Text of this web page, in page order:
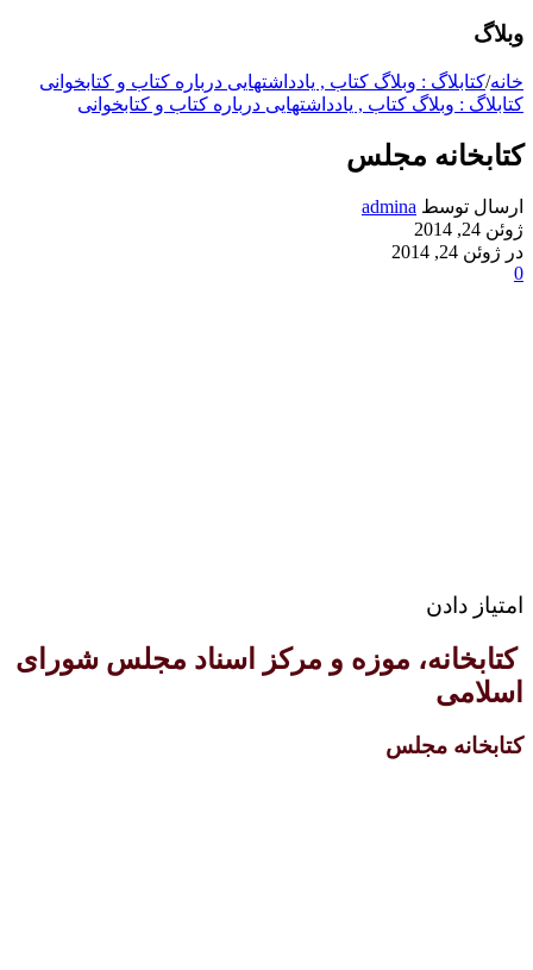
وبلاگ
خانه/کتابلاگ : وبلاگ کتاب , یادداشتهایی درباره کتاب و کتابخوانی
کتابلاگ : وبلاگ کتاب , یادداشتهایی درباره کتاب و کتابخوانی
کتابخانه مجلس
ارسال توسط admina
ژوئن 24, 2014
در ژوئن 24, 2014
0
امتیاز دادن
کتابخانه، موزه و مرکز اسناد مجلس شورای
اسلامی
کتابخانه مجلس